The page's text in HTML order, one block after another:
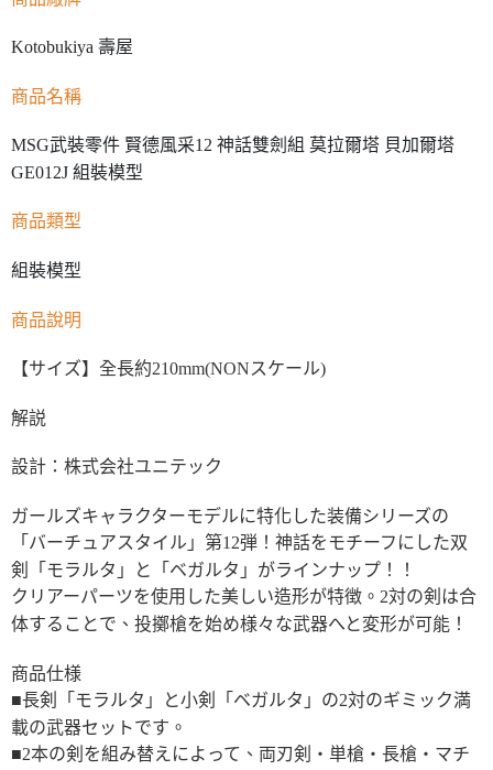
Kotobukiya 壽屋
商品名稱
MSG武裝零件 賢德風采12 神話雙劍組 莫拉爾塔 貝加爾塔
GE012J 組裝模型
商品類型
組裝模型
商品說明
【サイズ】全長約210mm(NONスケール)
解説
設計：株式会社ユニテック
ガールズキャラクターモデルに特化した装備シリーズの
「バーチュアスタイル」第12弾！神話をモチーフにした双
剣「モラルタ」と「ベガルタ」がラインナップ！！
クリアーパーツを使用した美しい造形が特徴。2対の剣は合
体することで、投擲槍を始め様々な武器へと変形が可能！
商品仕様
■長剣「モラルタ」と小剣「ベガルタ」の2対のギミック満
載の武器セットです。
■2本の剣を組み替えによって、両刃剣・単槍・長槍・マチ